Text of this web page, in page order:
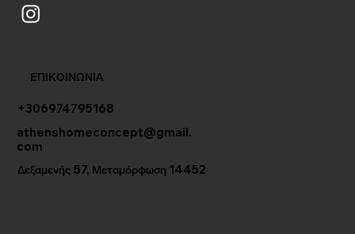
ΕΠΙΚΟΙΝΩΝΙΑ
+306974795168
athenshomeconcept@gmail.
com
Δεξαμενής 57, Μεταμόρφωση 14452